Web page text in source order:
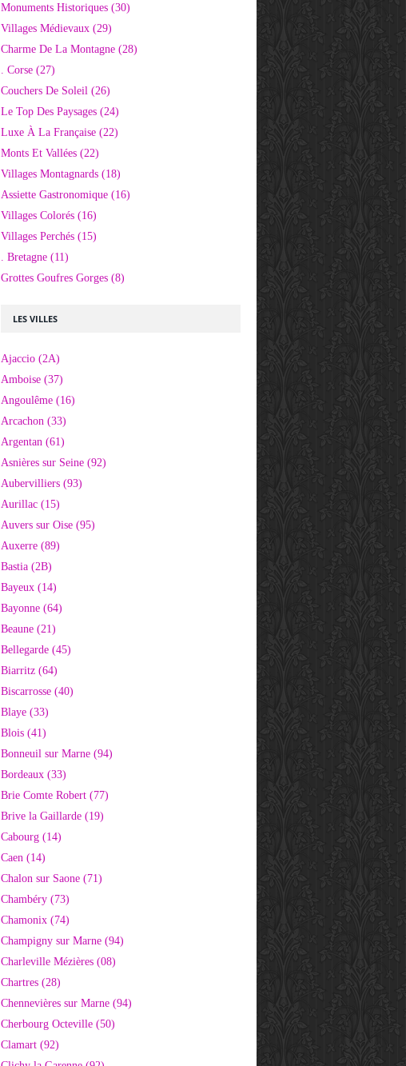
LES VILLES
Ajaccio (2A)
Amboise (37)
Angoulême (16)
Arcachon (33)
Argentan (61)
Asnières sur Seine (92)
Aubervilliers (93)
Aurillac (15)
Auvers sur Oise (95)
Auxerre (89)
Bastia (2B)
Bayeux (14)
Bayonne (64)
Beaune (21)
Bellegarde (45)
Biarritz (64)
Biscarrosse (40)
Blaye (33)
Blois (41)
Bonneuil sur Marne (94)
Bordeaux (33)
Brie Comte Robert (77)
Brive la Gaillarde (19)
Cabourg (14)
Caen (14)
Chalon sur Saone (71)
Chambéry (73)
Chamonix (74)
Champigny sur Marne (94)
Charleville Mézières (08)
Chartres (28)
Chennevières sur Marne (94)
Cherbourg Octeville (50)
Clamart (92)
Monuments Historiques (30)
Villages Médievaux (29)
Charme De La Montagne (28)
. Corse (27)
Couchers De Soleil (26)
Le Top Des Paysages (24)
Luxe À La Française (22)
Monts Et Vallées (22)
Villages Montagnards (18)
Assiette Gastronomique (16)
Villages Colorés (16)
Villages Perchés (15)
. Bretagne (11)
Grottes Goufres Gorges (8)